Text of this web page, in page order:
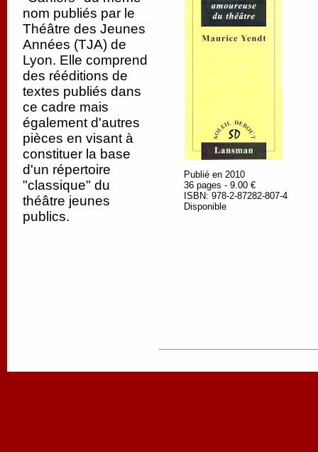
nom publiés par le
Théâtre des Jeunes
Années (TJA) de
Lyon. Elle comprend
des rééditions de
textes publiés dans
ce cadre mais
également d'autres
pièces en visant à
constituer la base
d'un répertoire
"classique" du
théâtre jeunes
publics.
Publié en 2010
36 pages - 9.00 €
ISBN: 978-2-87282-807-4
Disponible